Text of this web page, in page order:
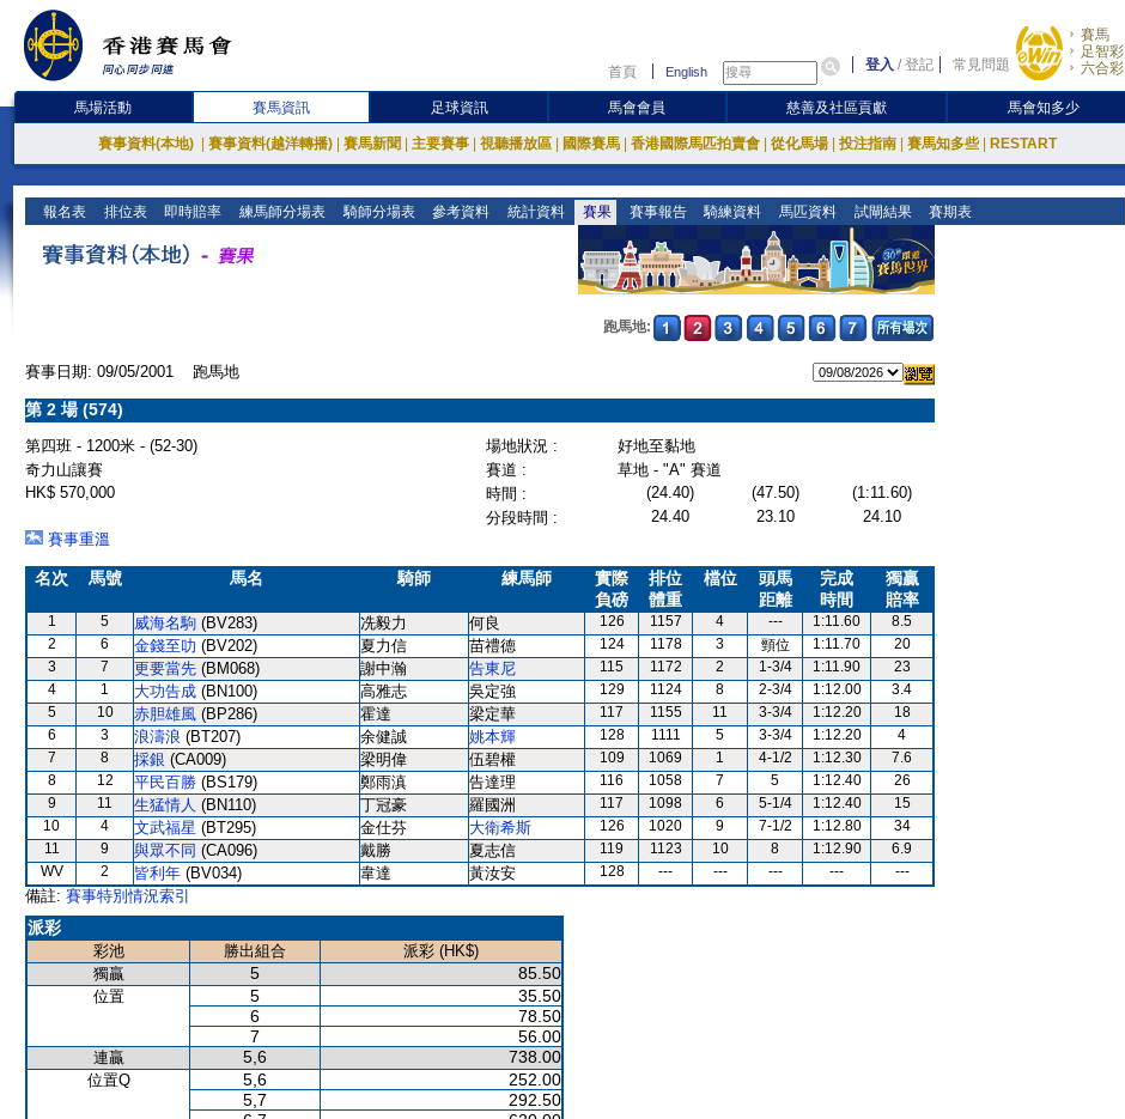
首頁 English 登入 /登記 常見問題
賽馬
足智彩
六合彩
馬場活動 賽馬資訊 足球資訊 馬會會員 慈善及社區貢獻 馬會知多少
賽事資料(本地) 賽事資料(越洋轉播) 賽馬新聞 主要賽事 視聽播放區 國際賽馬 香港國際馬匹拍賣會 從化馬場 投注指南 賽馬知多些 RESTART
報名表 排位表 即時賠率 練馬師分場表 騎師分場表 參考資料 統計資料 賽果 賽事報告 騎練資料 馬匹資料 試閘結果 賽期表
跑馬地:
賽事日期: 09/05/2001 跑馬地
第 2 場 (574)
第四班 - 1200米 - (52-30) 場地狀況 :
好地至黏地
奇力山讓賽
賽道 :
草地 - "A" 賽道
HK$ 570,000
時間 : (24.40) (47.50)
(1:11.60)
分段時間 :
24.40 23.10
24.10
賽事重溫
名次 馬號 馬名 騎師 練馬師
實際
負磅
排位
體重
檔位
頭馬
距離
完成
時間
獨贏
賠率
1 5 威海名駒 (BV283) 冼毅力 何良 126 1157 4 --- 1:11.60
8.5
2
6 金錢至叻 (BV202) 夏力信 苗禮德 124 1178 3 頸位 1:11.70
20
3
7 更要當先 (BM068) 謝中瀚 告東尼 115 1172 2 1-3/4 1:11.90
23
4
1 大功告成 (BN100) 高雅志 吳定強 129 1124 8 2-3/4 1:12.00
3.4
5
10 赤胆雄風 (BP286) 霍達 梁定華 117 1155 11 3-3/4 1:12.20
18
6
3 浪濤浪 (BT207) 余健誠 姚本輝 128 1111 5 3-3/4 1:12.20
4
7
8 採銀 (CA009) 梁明偉 伍碧權 109 1069 1 4-1/2 1:12.30
7.6
8
12 平民百勝 (BS179) 鄭雨滇 告達理 116 1058 7 5 1:12.40
26
9
11 生猛情人 (BN110) 丁冠豪 羅國洲 117 1098 6 5-1/4 1:12.40
15
10
4 文武福星 (BT295) 金仕芬 大衛希斯 126 1020 9 7-1/2 1:12.80
34
11
9 與眾不同 (CA096) 戴勝 夏志信 119 1123 10 8 1:12.90
6.9
WV
2 皆利年 (BV034) 韋達 黃汝安 128 --- --- --- --- ---
備註: 賽事特別情況索引
派彩
彩池 勝出組合
派彩 (HK$)
獨贏
5 85.50
位置 5
35.50
6
78.50
7
56.00
連贏 5,6 738.00
位置Q 5,6
252.00
5,7
292.50